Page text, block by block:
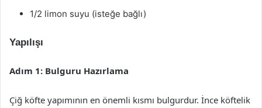
1/2 limon suyu (isteğe bağlı)
Yapılışı
Adım 1: Bulguru Hazırlama
Çiğ köfte yapımının en önemli kısmı bulgurdur. İnce köftelik